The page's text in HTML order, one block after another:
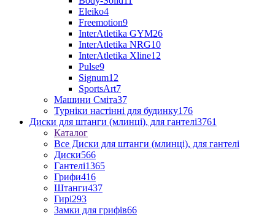
Eleiko4
Freemotion9
InterAtletika GYM26
InterAtletika NRG10
InterAtletika Xline12
Pulse9
Signum12
SportsArt7
Машини Сміта37
Турніки настінні для будинку176
Диски для штанги (млинці), для гантелі3761
Каталог
Все Диски для штанги (млинці), для гантелі
Диски566
Гантелі1365
Грифи416
Штанги437
Гирі293
Замки для грифів66